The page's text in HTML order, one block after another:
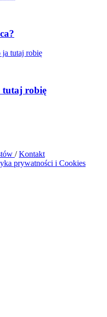
tutaj robię
/ Kontakt
prywatności i Cookies